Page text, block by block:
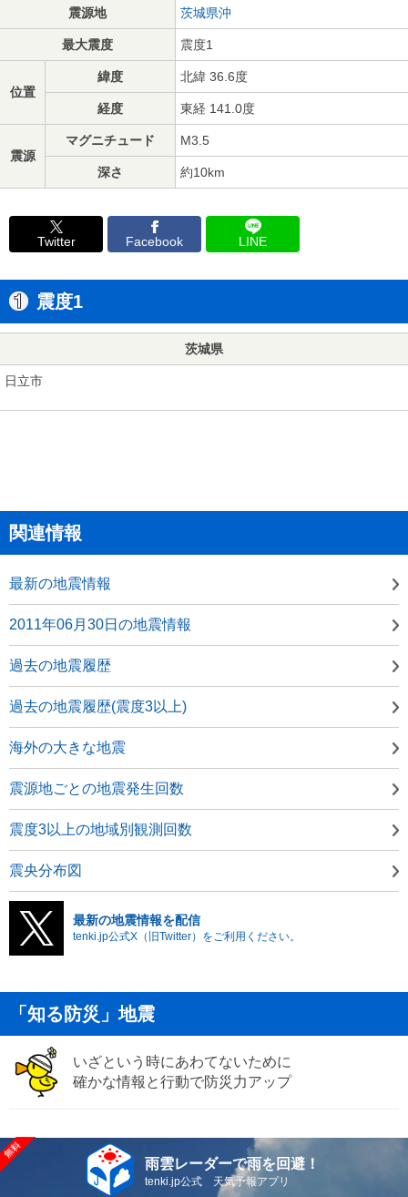
震源地 茨城県沖
最大震度 震度1
位置
緯度 北緯 36.6度
経度 東経 141.0度
震源
マグニチュード M3.5
深さ 約10km
Twitter Facebook LINE
震度1
茨城県
日立市
関連情報
最新の地震情報
2011年06月30日の地震情報
過去の地震履歴
過去の地震履歴(震度3以上)
海外の大きな地震
震源地ごとの地震発生回数
震度3以上の地域別観測回数
震央分布図
最新の地震情報を配信
tenki.jp公式X（旧Twitter）をご利用ください。
「知る防災」地震
いざという時にあわてないために
確かな情報と行動で防災力アップ
雨雲レーダーで雨を回避！
tenki.jp公式 天気予報アプリ